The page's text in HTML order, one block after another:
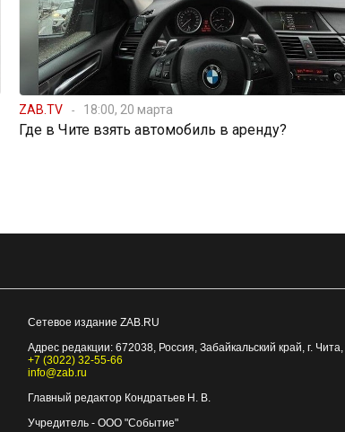
ZAB.TV 18:00, 20 марта
Где в Чите взять автомобиль в аренду?
Сетевое издание ZAB.RU
Адрес редакции: 672038, Россия, Забайкальский край, г. Чита,
+7 (3022) 32-55-66
info@zab.ru
Главный редактор Кондратьев Н. В.
Учредитель - ООО "Событие"